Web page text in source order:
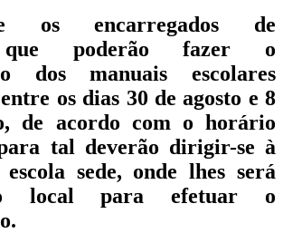
os encarregados de
que poderão fazer o
dos manuais escolares
os dias 30 de agosto e 8
de acordo com o horário
tal deverão dirigir-se à
sede, onde lhes será
local para efetuar o